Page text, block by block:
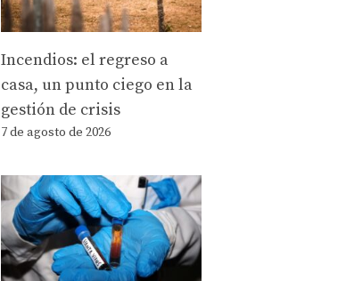
Incendios: el regreso a
casa, un punto ciego en la
gestión de crisis
7 de agosto de 2026